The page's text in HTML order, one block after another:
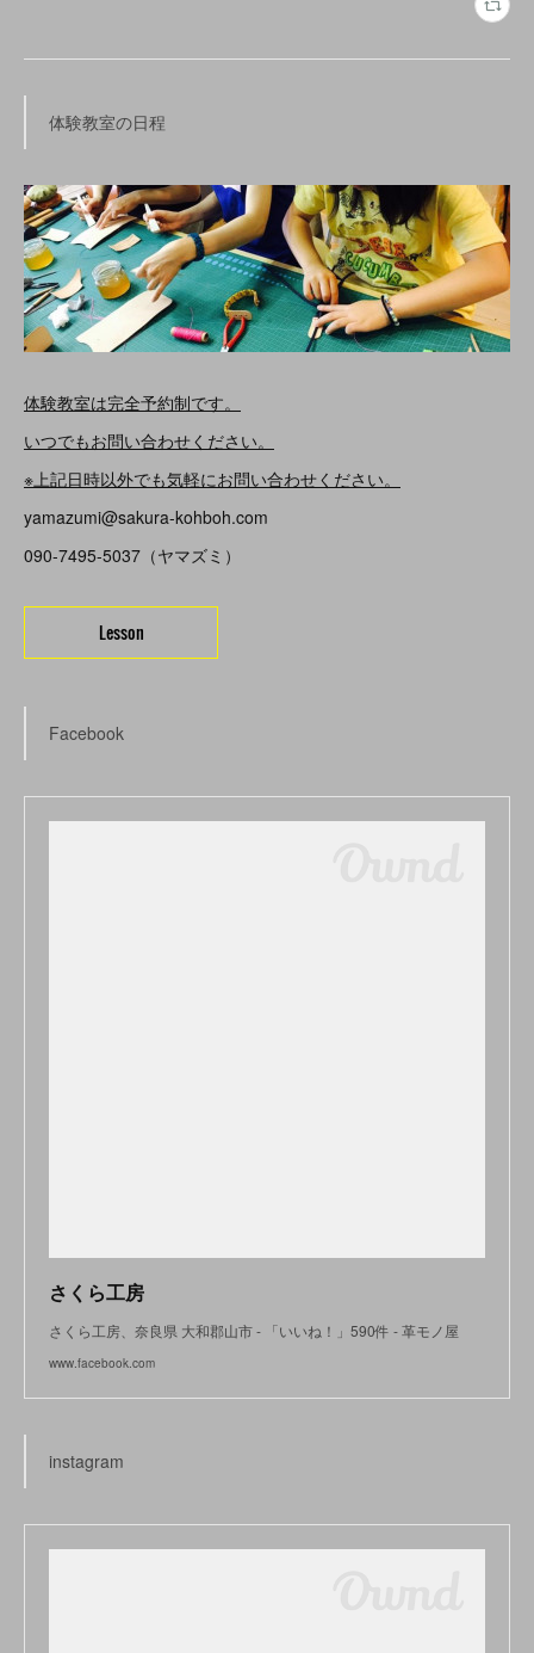
体験教室の日程
体験教室は完全予約制です。
いつでもお問い合わせください。
※上記日時以外でも気軽にお問い合わせください。
yamazumi@sakura-kohboh.com
090-7495-5037（ヤマズミ）
Lesson
Facebook
さくら工房
さくら工房、奈良県 大和郡山市 - 「いいね！」590件 - 革モノ屋
www.facebook.com
instagram